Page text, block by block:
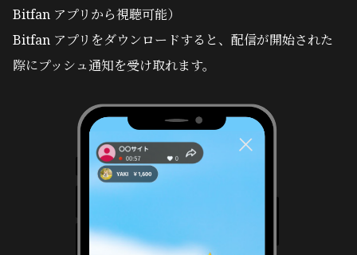
Bitfan アプリから視聴可能）
Bitfan アプリをダウンロードすると、配信が開始された
際にプッシュ通知を受け取れます。